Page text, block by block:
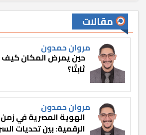
مقالات
مروان حمدون
حين يمرض المكان كيف
ثابتًا؟
مروان حمدون
الهوية المصرية في
الرقمية: بين تحديات